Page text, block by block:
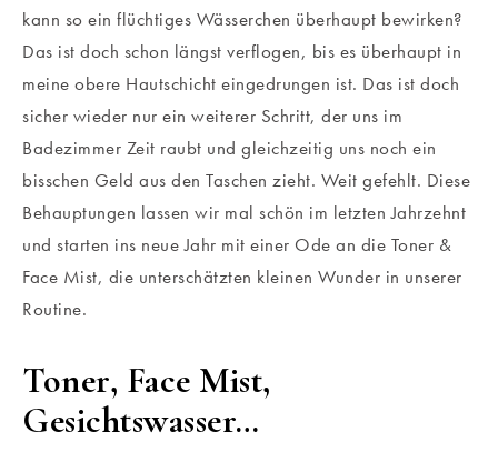
kann so ein flüchtiges Wässerchen überhaupt bewirken?
Das ist doch schon längst verflogen, bis es überhaupt in
meine obere Hautschicht eingedrungen ist. Das ist doch
sicher wieder nur ein weiterer Schritt, der uns im
Badezimmer Zeit raubt und gleichzeitig uns noch ein
bisschen Geld aus den Taschen zieht. Weit gefehlt. Diese
Behauptungen lassen wir mal schön im letzten Jahrzehnt
und starten ins neue Jahr mit einer Ode an die Toner &
Face Mist, die unterschätzten kleinen Wunder in unserer
Routine.
Toner, Face Mist,
Gesichtswasser…